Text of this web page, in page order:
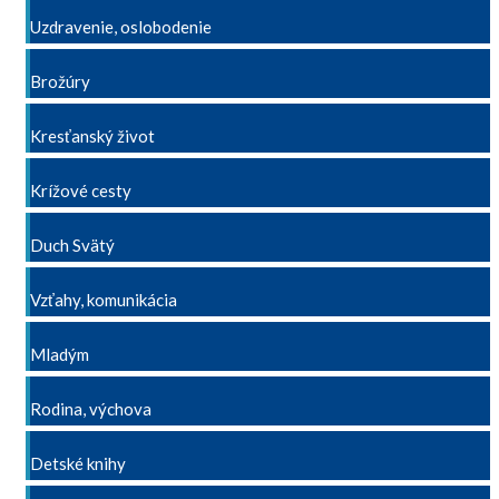
Uzdravenie, oslobodenie
Brožúry
Kresťanský život
Krížové cesty
Duch Svätý
Vzťahy, komunikácia
Mladým
Rodina, výchova
Detské knihy